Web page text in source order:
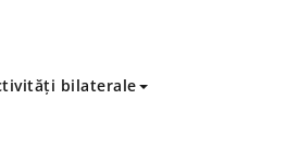
bilaterale